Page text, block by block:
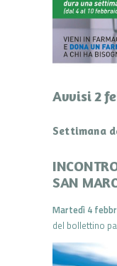
Avvisi 2
Settimana
SAN
Martedì 4
del bollettino